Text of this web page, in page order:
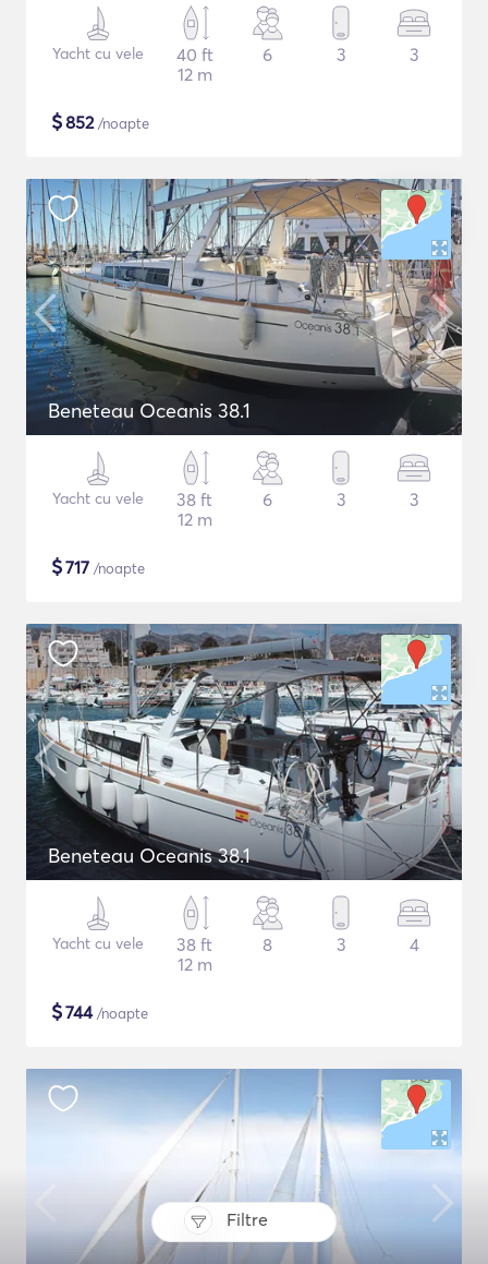
Filtre
Yacht cu vele
40 ft
12 m
6 3 3
$852/noapte
Beneteau Oceanis 38.1
Yacht cu vele
38 ft
12 m
6 3 3
$717 /noapte
Beneteau Oceanis 38.1
Yacht cu vele
38 ft
12 m
8 3 4
$744/noapte